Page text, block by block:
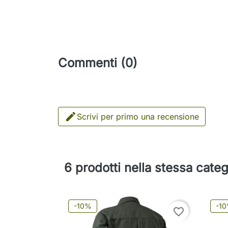
Commenti (0)
 Scrivi per primo una recensione
6 prodotti nella stessa
-10% favorite_border -